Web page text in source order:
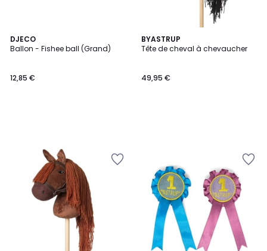
DJECO
Ballon - Fishee ball (Grand)
12,85 €
BYASTRUP
Tête de cheval à chevaucher
49,95 €